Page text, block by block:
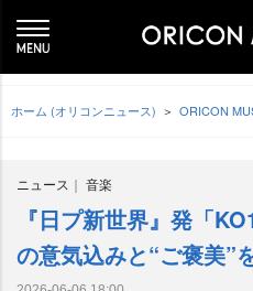
ホーム (オリコンニュース) ORICON
ニュース 音楽
『日プ新世界』発「
の意気込みと“ご褒美”